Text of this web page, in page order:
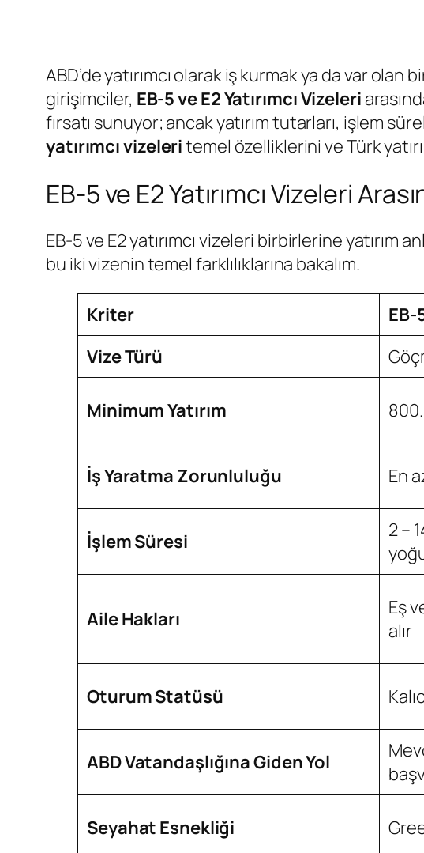
ABD’de yatırımcı olarak iş kurmak ya da var
girişimciler, EB-5 ve E2 Yatırımcı Vizeleri
fırsatı sunuyor; ancak yatırım tutarları, işlem
yatırımcı vizeleritemel özelliklerini ve Türk
EB-5 ve E2 Yatırımcı Vizeleri
EB-5 ve E2 yatırımcı vizeleri birbirlerine yatırım
bu iki vizenin temel farklılıklarına bakalım.
Kriter EB-
Vize Türü
Minimum Yatırım
İş Yaratma Zorunluluğu En
İşlem Süresi
2 –
Aile Hakları
Eş
alır
Oturum Statüsü
ABD Vatandaşlığına Giden Yol
Seyahat Esnekliği